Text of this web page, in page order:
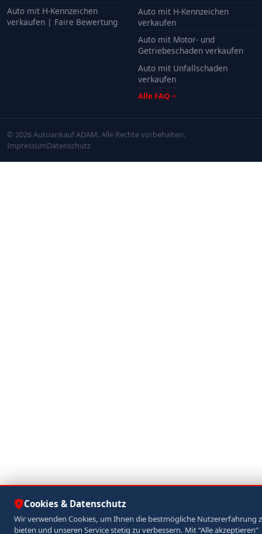
Auto mit H-Kennzeichen
verkaufen | Faire Bewertung
Auto mit H-Kennzeichen
verkaufen
Auto mit Motor- und
Getriebeschaden verkaufen
Auto mit Unfallschaden
verkaufen
Alle FAQ
© 2026 Autoankauf ADAM. Alle Rechte vorbehalten.
ImpressumDatenschutz
Cookies & Datenschutz
Wir verwenden Cookies, um Ihnen die bestmögliche Nutzererfahrung
bieten und unseren Service stetig zu verbessern. Mit “Alle akzeptieren”